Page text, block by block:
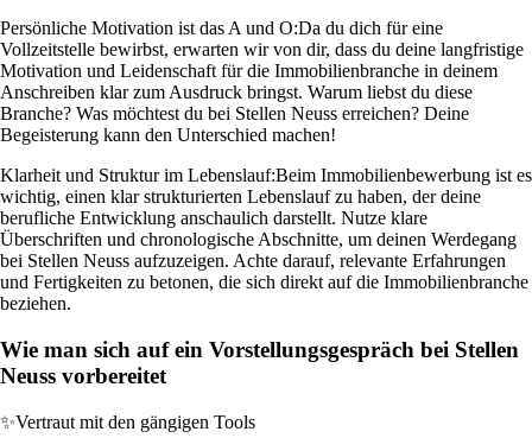
Persönliche Motivation ist das A und O:Da du dich für eine
Vollzeitstelle bewirbst, erwarten wir von dir, dass du deine langfristige
Motivation und Leidenschaft für die Immobilienbranche in deinem
Anschreiben klar zum Ausdruck bringst. Warum liebst du diese
Branche? Was möchtest du bei Stellen Neuss erreichen? Deine
Begeisterung kann den Unterschied machen!
Klarheit und Struktur im Lebenslauf:Beim Immobilienbewerbung ist es
wichtig, einen klar strukturierten Lebenslauf zu haben, der deine
berufliche Entwicklung anschaulich darstellt. Nutze klare
Überschriften und chronologische Abschnitte, um deinen Werdegang
bei Stellen Neuss aufzuzeigen. Achte darauf, relevante Erfahrungen
und Fertigkeiten zu betonen, die sich direkt auf die Immobilienbranche
beziehen.
Wie man sich auf ein Vorstellungsgespräch bei Stellen
Neuss vorbereitet
✨Vertraut mit den gängigen Tools